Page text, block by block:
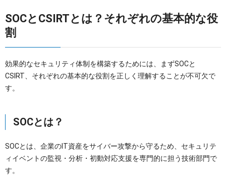
SOCとCSIRTとは？それぞれの基本的な役
割
効果的なセキュリティ体制を構築するためには、まずSOCと
CSIRT、それぞれの基本的な役割を正しく理解することが不可欠で
す。
SOCとは？
SOCとは、企業のIT資産をサイバー攻撃から守るため、セキュリテ
ィイベントの監視・分析・初動対応支援を専門的に担う技術部門で
す。